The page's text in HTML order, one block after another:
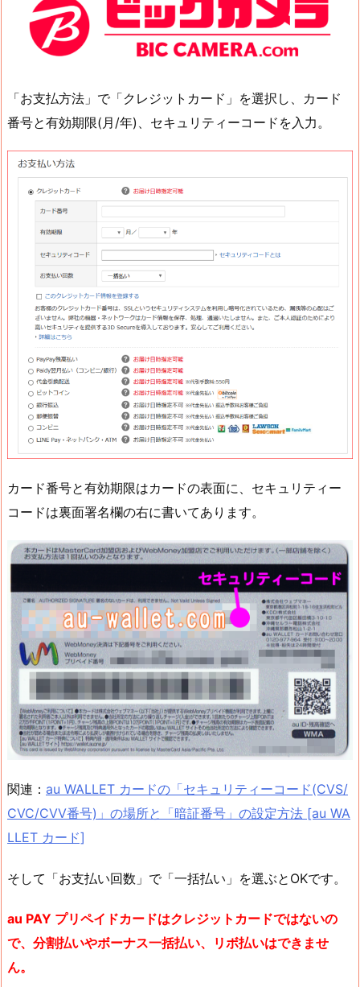
「お支払方法」で「クレジットカード」を選択し、カード
番号と有効期限(月/年)、セキュリティーコードを入力。
カード番号と有効期限はカードの表面に、セキュリティー
コードは裏面署名欄の右に書いてあります。
関連： au WALLET カードの「セキュリティーコード(CVS/
CVC/CVV番号)」の場所と「暗証番号」の設定方法 [au WA
LLET カード]
そして「お支払い回数」で「一括払い」を選ぶとOKです。
au PAY プリペイドカードはクレジットカードではないの
で、分割払いやボーナス一括払い、リボ払いはできませ
ん。